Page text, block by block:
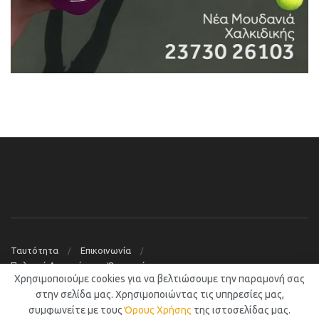
Ταυτότητα
Επικοινωνία
Πολιτική Απορρήτου – Όροι χρήσης
© 2019Νέα Μουδανιά Blog
Χρησιμοποιούμε cookies για να βελτιώσουμε την παραμονή σας
στην σελίδα μας. Χρησιμοποιώντας τις υπηρεσίες μας,
συμφωνείτε με τουςΌρους Χρήσης της ιστοσελίδας μας.